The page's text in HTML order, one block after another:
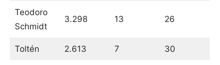
Teodoro
Schmidt
3.298 13 26
Toltén 2.613 7 30